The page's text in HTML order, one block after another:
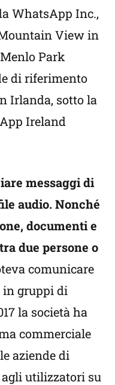
WhatsApp Inc.,
View in
Park
di riferimento
Irlanda, sotto la
Ireland
messaggi di
audio. Nonché
documenti e
due persone o
comunicare
in gruppi di
la società ha
commerciale
aziende di
utilizzatori su